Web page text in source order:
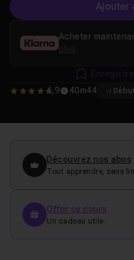
Ajouter
4.875 4,9 40m44
Acheter
plus
Découvrez nos abos
Tout apprendre, sans
Offrir ce cours
Un cadeau utile.